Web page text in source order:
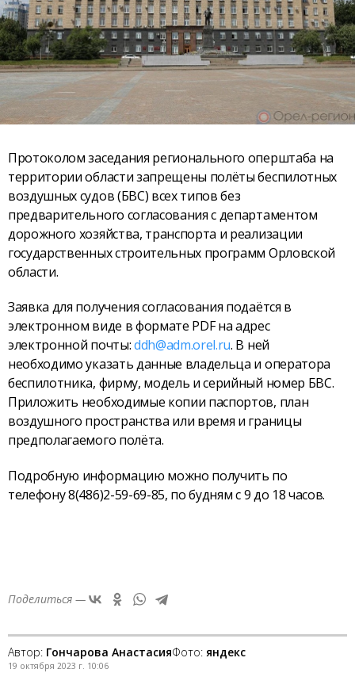
Протоколом заседания регионального оперштаба на
территории области запрещены полёты беспилотных
воздушных судов (БВС) всех типов без
предварительного согласования с департаментом
дорожного хозяйства, транспорта и реализации
государственных строительных программ Орловской
области.
Заявка для получения согласования подаётся в
электронном виде в формате PDF на адрес
электронной почты:ddh@adm.orel.ru. В ней
необходимо указать данные владельца и оператора
беспилотника, фирму, модель и серийный номер БВС.
Приложить необходимые копии паспортов, план
воздушного пространства или время и границы
предполагаемого полёта.
Подробную информацию можно получить по
телефону 8(486)2-59-69-85, по будням с 9 до 18 часов.
Поделиться —
Автор: Гончарова АнастасияФото: яндекс
19 октября 2023 г. 10:06